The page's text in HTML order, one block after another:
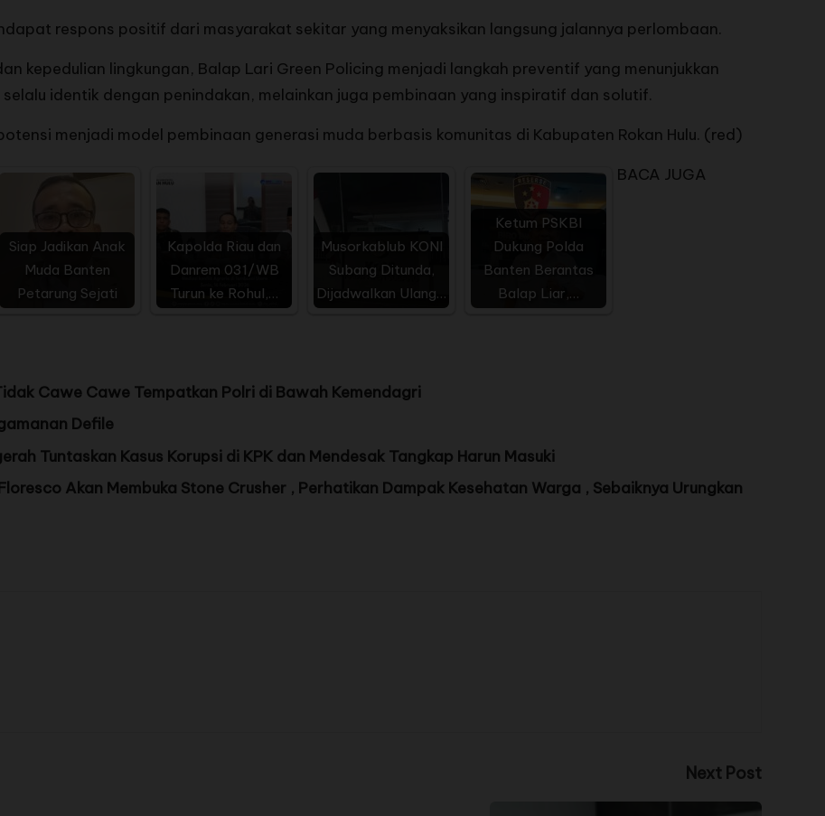
respons positif dari masyarakat sekitar yang menyaksikan langsung jalannya perlombaan.
kepedulian lingkungan, Balap Lari Green Policing menjadi langkah preventif yang menunjukkan
identik dengan penindakan, melainkan juga pembinaan yang inspiratif dan solutif.
menjadi model pembinaan generasi muda berbasis komunitas di Kabupaten Rokan Hulu. (red)
BACA JUGA
Siap Jadikan Anak
Muda Banten
Petarung Sejati
Kapolda Riau dan
Danrem 031/WB
Turun ke Rohul,…
Musorkablub KONI
Subang Ditunda,
Dijadwalkan Ulang…
Ketum PSKBI
Dukung Polda
Banten Berantas
Balap Liar,…
Cawe Cawe Tempatkan Polri di Bawah Kemendagri
Defile
Tuntaskan Kasus Korupsi di KPK dan Mendesak Tangkap Harun Masuki
Akan Membuka Stone Crusher , Perhatikan Dampak Kesehatan Warga , Sebaiknya Urungkan
Next Post